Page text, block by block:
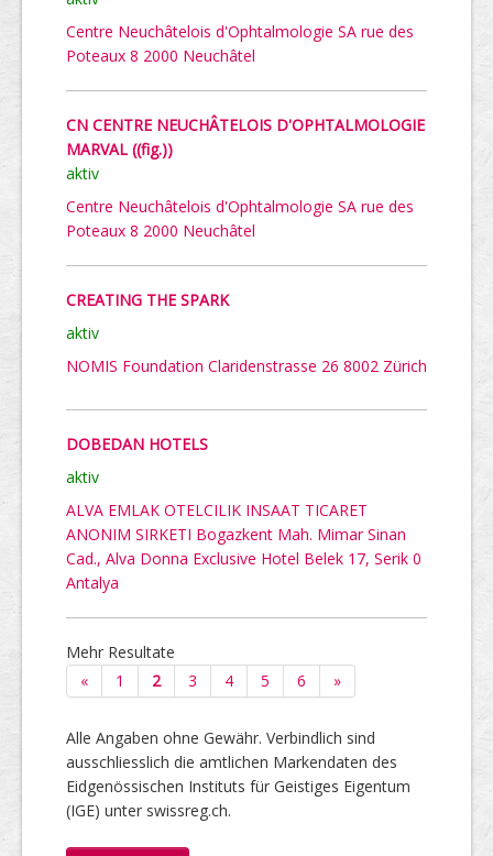
Centre Neuchâtelois d'Ophtalmologie SA rue des
Poteaux 8 2000 Neuchâtel
CN CENTRE NEUCHÂTELOIS D'OPHTALMOLOGIE
MARVAL ((fig.))
aktiv
Centre Neuchâtelois d'Ophtalmologie SA rue des
Poteaux 8 2000 Neuchâtel
CREATING THE SPARK
aktiv
NOMIS Foundation Claridenstrasse 26 8002 Zürich
DOBEDAN HOTELS
aktiv
ALVA EMLAK OTELCILIK INSAAT TICARET
ANONIM SIRKETI Bogazkent Mah. Mimar Sinan
Cad., Alva Donna Exclusive Hotel Belek 17, Serik 0
Antalya
Mehr Resultate
«
1 2 3 4 5 6 »
Alle Angaben ohne Gewähr. Verbindlich sind
ausschliesslich die amtlichen Markendaten des
Eidgenössischen Instituts für Geistiges Eigentum
(IGE) unter swissreg.ch.